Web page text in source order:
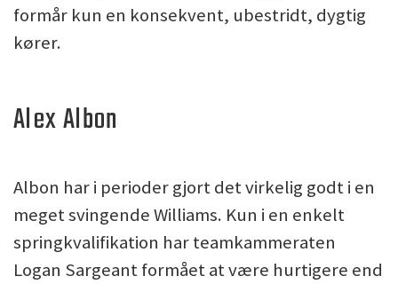
formår kun en konsekvent, ubestridt, dygtig
kører.
Alex Albon
Albon har i perioder gjort det virkelig godt i en
meget svingende Williams. Kun i en enkelt
springkvalifikation har teamkammeraten
Logan Sargeant formået at være hurtigere end